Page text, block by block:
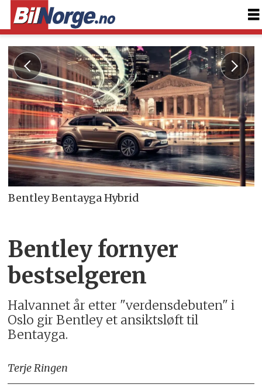
Bentley Bentayga Hybrid
Bentley fornyer
bestselgeren
Halvannet år etter "verdensdebuten" i
Oslo gir Bentley et ansiktsløft til
Bentayga.
Terje Ringen